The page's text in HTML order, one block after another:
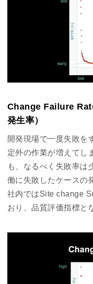
Change Failure
発生率）
開発現場で一度失敗を
定外の作業が増えてし
も、なるべく失敗率は
働に失敗したケースの
社内ではSite change
おり、品質評価指標と